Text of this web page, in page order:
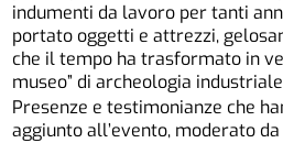
indumenti da lavoro per tanti
portato oggetti e attrezzi,
che il tempo ha trasformato in
museo” di archeologia
Presenze e testimonianze che
aggiunto all’evento, moderato